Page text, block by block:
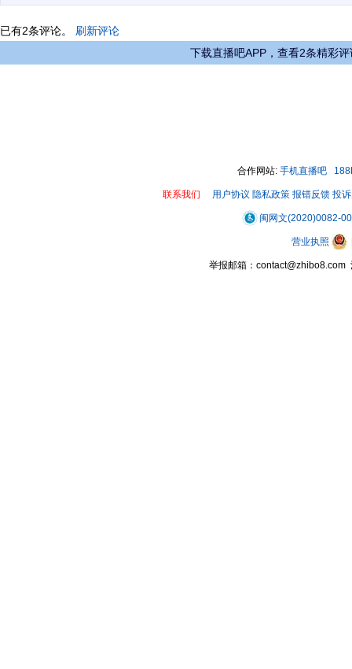
已有2条评论。 刷新评论
下载直播吧APP，查看2条精彩评
合作网站: 手机直播吧
联系我们 用户协议 隐私政策 报错反馈 投
闽网文(2020)0082-
营业执照
举报邮箱：